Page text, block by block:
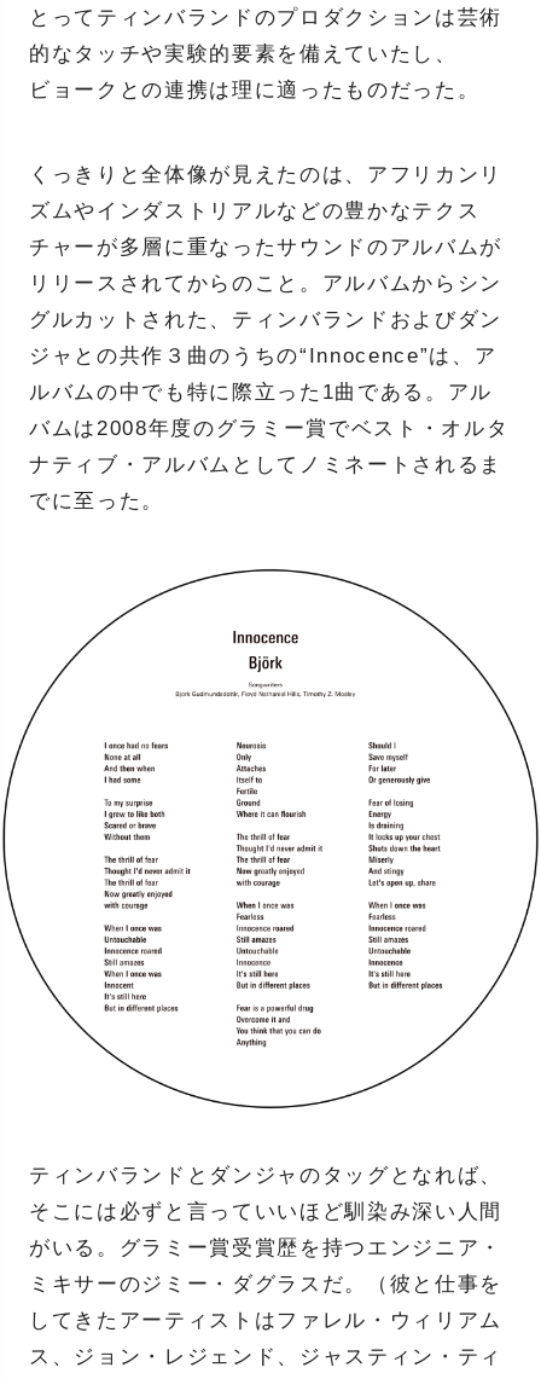
とってティンバランドのプロダクションは芸術
的なタッチや実験的要素を備えていたし、
ビョークとの連携は理に適ったものだった。
くっきりと全体像が見えたのは、アフリカンリ
ズムやインダストリアルなどの豊かなテクス
チャーが多層に重なったサウンドのアルバムが
リリースされてからのこと。アルバムからシン
グルカットされた、ティンバランドおよびダン
ジャとの共作３曲のうちの“Innocence”は、ア
ルバムの中でも特に際立った1曲である。アル
バムは2008年度のグラミー賞でベスト・オルタ
ナティブ・アルバムとしてノミネートされるま
でに至った。
ティンバランドとダンジャのタッグとなれば、
そこには必ずと言っていいほど馴染み深い人間
がいる。グラミー賞受賞歴を持つエンジニア・
ミキサーのジミー・ダグラスだ。（彼と仕事を
してきたアーティストはファレル・ウィリアム
ス、ジョン・レジェンド、ジャスティン・ティ